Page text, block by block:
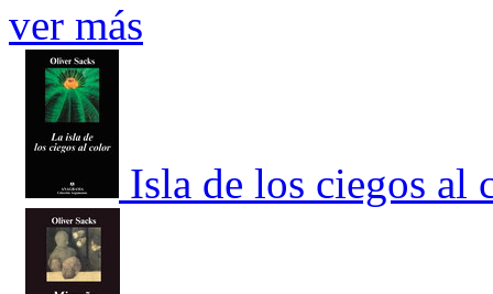
ver más
Isla de los ciegos al